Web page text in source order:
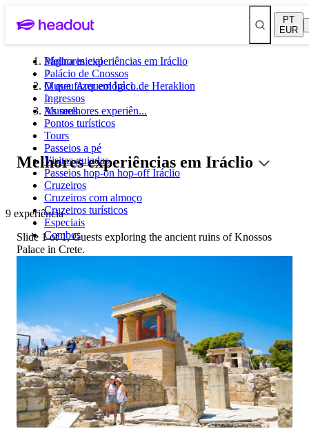
PT
EUR
Melhores experiências em Iráclio
Palácio de Cnossos
Museu Arqueológico de Heraklion
Ingressos
Museus
Pontos turísticos
Tours
Passeios a pé
Visitas guiadas
Passeios hop-on hop-off Iráclio
Cruzeiros
Cruzeiros com almoço
Cruzeiros turísticos
Especiais
Combos
Página inicial
O que fazer em Irácl...
As melhores experiên...
Melhores experiências em Iráclio
9 experiência
Slide 1 of 1, Guests exploring the ancient ruins of Knossos
Palace in Crete.